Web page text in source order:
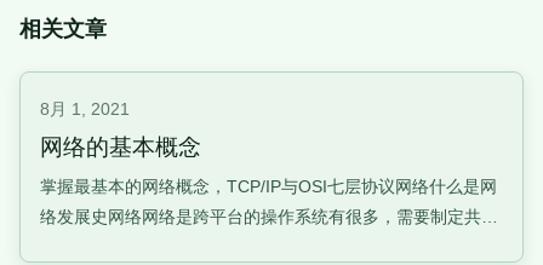
相关文章
8月 1, 2021
网络的基本概念
掌握最基本的网络概念，TCP/IP与OSI七层协议网络什么是网
络发展史网络网络是跨平台的操作系统有很多，需要制定共同